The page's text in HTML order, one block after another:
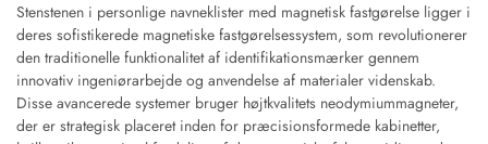
Stenstenen i personlige navneklister med magnetisk fastgørelse ligger i
deres sofistikerede magnetiske fastgørelsessystem, som revolutionerer
den traditionelle funktionalitet af identifikationsmærker gennem
innovativ ingeniørarbejde og anvendelse af materialer videnskab.
Disse avancerede systemer bruger højtkvalitets neodymiummagneter,
der er strategisk placeret inden for præcisionsformede kabinetter,